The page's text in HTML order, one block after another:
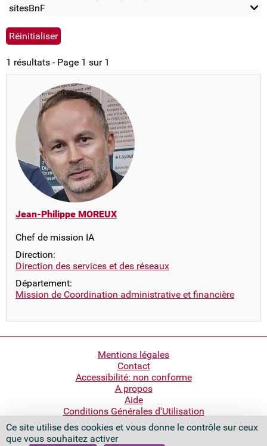
Ce site utilise des cookies et vous donne le contrôle sur ceux
que vous souhaitez activer
sitesBnF
1 résultats - Page 1 sur 1
Jean-Philippe MOREUX
Chef de mission IA
Direction:
Direction des services et des réseaux
Département:
Mission de Coordination administrative et financière
Mentions légales
Contact
Accessibilité: non conforme
A propos
Aide
Conditions Générales d'Utilisation
Bibliothèque nationale de France
Quai François Mauriac